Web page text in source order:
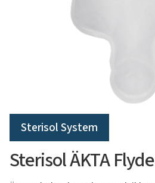
Sterisol System
Sterisol ÄKTA